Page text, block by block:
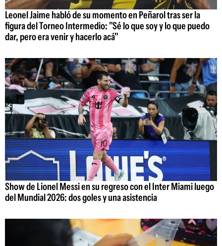
Leonel Jaime habló de su momento en Peñarol tras ser la
figura del Torneo Intermedio: "Sé lo que soy y lo que puedo
dar, pero era venir y hacerlo acá"
Show de Lionel Messi en su regreso con el Inter Miami luego
del Mundial 2026: dos goles y una asistencia